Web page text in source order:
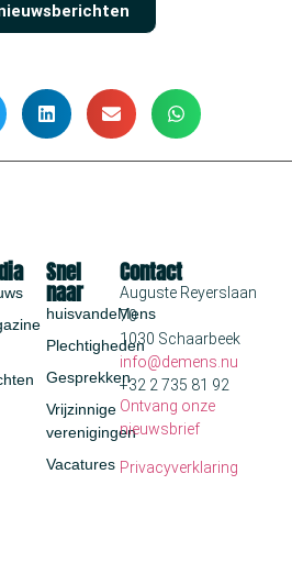
Snel
naar
huisvandeMens
Plechtigheden
Gesprekken
Vrijzinnige
verenigingen
Vacatures
Contact
Auguste Reyerslaan
70
1030 Schaarbeek
info@demens.nu
+32 2 735 81 92
Ontvang onze
nieuwsbrief
Privacyverklaring